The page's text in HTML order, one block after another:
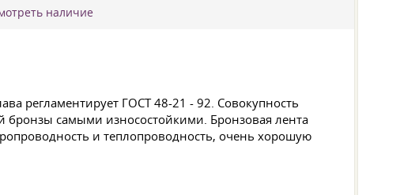
наличие
регламентирует ГОСТ 48-21 - 92. Совокупность
бронзы самыми износостойкими. Бронзовая лента
и теплопроводность, очень хорошую